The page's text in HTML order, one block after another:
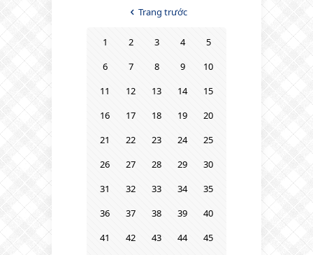
Trang trước
1 2 3 4
5
6
7 8 9
10
11
12 13 14
15
16
17 18 19
20
21
22 23 24
25
26
27 28 29
30
31
32 33 34
35
36
37 38 39
40
41
42 43 44
45